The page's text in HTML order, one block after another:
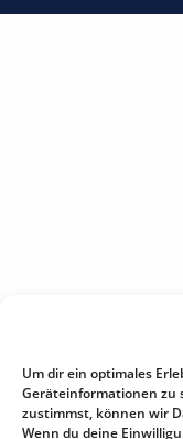
Um dir ein optimales
Geräteinformationen zu
zustimmst, können wir
Wenn du deine